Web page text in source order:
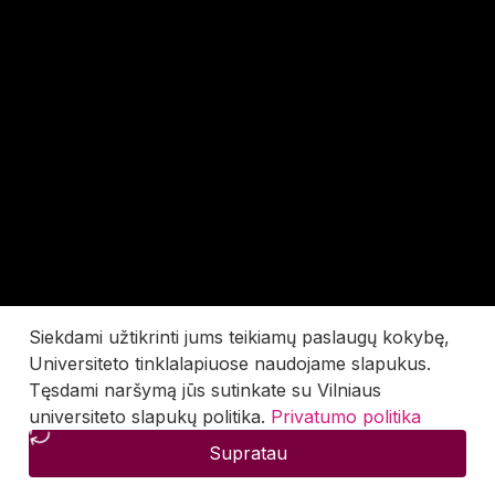
Siekdami užtikrinti jums teikiamų paslaugų kokybę,
Universiteto tinklalapiuose naudojame slapukus.
Tęsdami naršymą jūs sutinkate su Vilniaus
universiteto slapukų politika. Privatumo politika
Supratau